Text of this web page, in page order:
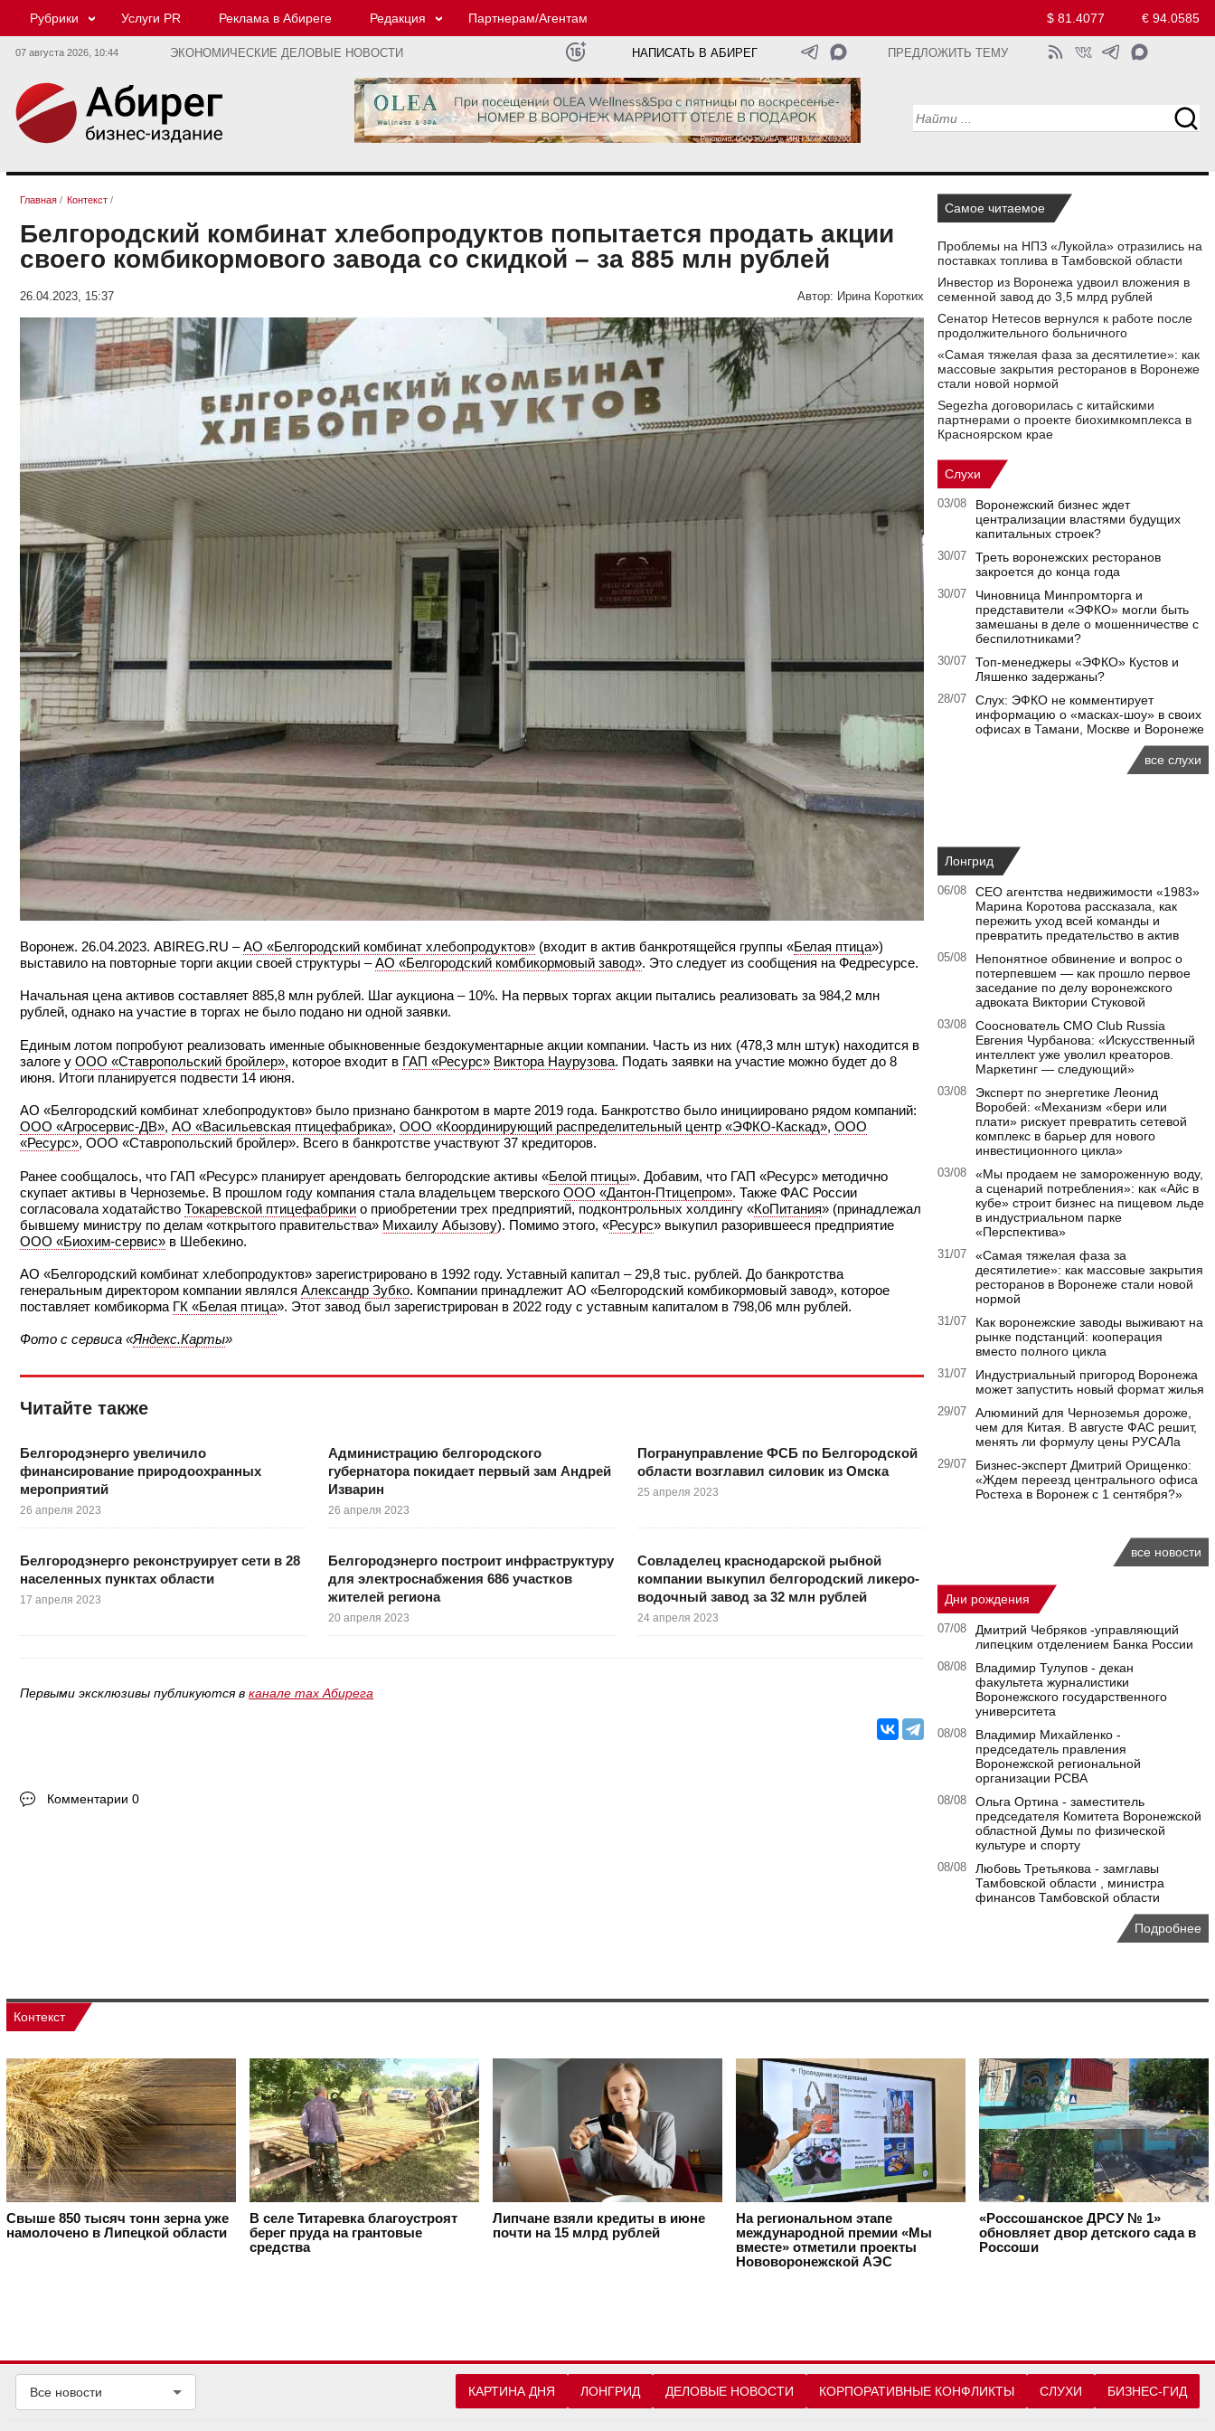
Рубрики Услуги PR Реклама в Абиреге Редакция Партнерам/Агентам $ 81.4077 € 94.0585
07 августа 2026, 10:44 ЭКОНОМИЧЕСКИЕ ДЕЛОВЫЕ НОВОСТИ НАПИСАТЬ В АБИРЕГ ПРЕДЛОЖИТЬ ТЕМУ
Главная / Контекст /
Белгородский комбинат хлебопродуктов попытается продать акции
своего комбикормового завода со скидкой – за 885 млн рублей
26.04.2023, 15:37 Автор: Ирина Коротких
Воронеж. 26.04.2023. ABIREG.RU –АО «Белгородский комбинат хлебопродуктов» (входит в актив банкротящейся группы «Белая птица»)
выставило на повторные торги акции своей структуры –АО «Белгородский комбикормовый завод». Это следует из сообщения на Федресурсе.
Начальная цена активов составляет 885,8 млн рублей. Шаг аукциона – 10%. На первых торгах акции пытались реализовать за 984,2 млн
рублей, однако на участие в торгах не было подано ни одной заявки.
Единым лотом попробуют реализовать именные обыкновенные бездокументарные акции компании. Часть из них (478,3 млн штук) находится в
залоге у ООО «Ставропольский бройлер», которое входит в ГАП «Ресурс» Виктора Наурузова. Подать заявки на участие можно будет до 8
июня. Итоги планируется подвести 14 июня.
АО «Белгородский комбинат хлебопродуктов» было признано банкротом в марте 2019 года. Банкротство было инициировано рядом компаний:
ООО «Агросервис-ДВ», АО «Васильевская птицефабрика», ООО «Координирующий распределительный центр «ЭФКО-Каскад», ООО
«Ресурс», ООО «Ставропольский бройлер». Всего в банкротстве участвуют 37 кредиторов.
Ранее сообщалось, что ГАП «Ресурс» планирует арендовать белгородские активы «Белой птицы». Добавим, что ГАП «Ресурс» методично
скупает активы в Черноземье. В прошлом году компания стала владельцем тверского ООО «Дантон-Птицепром». Также ФАС России
согласовала ходатайство Токаревской птицефабрики о приобретении трех предприятий, подконтрольных холдингу «КоПитания» (принадлежал
бывшему министру по делам «открытого правительства» Михаилу Абызову). Помимо этого, «Ресурс» выкупил разорившееся предприятие
ООО «Биохим-сервис» в Шебекино.
АО «Белгородский комбинат хлебопродуктов» зарегистрировано в 1992 году. Уставный капитал – 29,8 тыс. рублей. До банкротства
генеральным директором компании являлся Александр Зубко. Компании принадлежит АО «Белгородский комбикормовый завод», которое
поставляет комбикорма ГК «Белая птица». Этот завод был зарегистрирован в 2022 году с уставным капиталом в 798,06 млн рублей.
Фото с сервиса «Яндекс.Карты»
Читайте также
Белгородэнерго увеличило
финансирование природоохранных
мероприятий
26 апреля 2023
Администрацию белгородского
губернатора покидает первый зам Андрей
Изварин
26 апреля 2023
Погрануправление ФСБ по Белгородской
области возглавил силовик из Омска
25 апреля 2023
Белгородэнерго реконструирует сети в 28
населенных пунктах области
17 апреля 2023
Белгородэнерго построит инфраструктуру
для электроснабжения 686 участков
жителей региона
20 апреля 2023
Совладелец краснодарской рыбной
компании выкупил белгородский ликеро-
водочный завод за 32 млн рублей
24 апреля 2023
Первыми эксклюзивы публикуются в канале max Абирега
Комментарии 0
Самое читаемое
Проблемы на НПЗ «Лукойла» отразились на
поставках топлива в Тамбовской области
Инвестор из Воронежа удвоил вложения в
семенной завод до 3,5 млрд рублей
Сенатор Нетесов вернулся к работе после
продолжительного больничного
«Самая тяжелая фаза за десятилетие»: как
массовые закрытия ресторанов в Воронеже
стали новой нормой
Segezha договорилась с китайскими
партнерами о проекте биохимкомплекса в
Красноярском крае
Слухи
03/08
Воронежский бизнес ждет
централизации властями будущих
капитальных строек?
30/07
Треть воронежских ресторанов
закроется до конца года
30/07
Чиновница Минпромторга и
представители «ЭФКО» могли быть
замешаны в деле о мошенничестве с
беспилотниками?
30/07
Топ-менеджеры «ЭФКО» Кустов и
Ляшенко задержаны?
28/07
Слух: ЭФКО не комментирует
информацию о «масках-шоу» в своих
офисах в Тамани, Москве и Воронеже
все слухи
Лонгрид
06/08
CEO агентства недвижимости «1983»
Марина Коротова рассказала, как
пережить уход всей команды и
превратить предательство в актив
05/08
Непонятное обвинение и вопрос о
потерпевшем — как прошло первое
заседание по делу воронежского
адвоката Виктории Стуковой
03/08
Сооснователь CMO Club Russia
Евгения Чурбанова: «Искусственный
интеллект уже уволил креаторов.
Маркетинг — следующий»
03/08
Эксперт по энергетике Леонид
Воробей: «Механизм «бери или
плати» рискует превратить сетевой
комплекс в барьер для нового
инвестиционного цикла»
03/08
«Мы продаем не замороженную воду,
а сценарий потребления»: как «Айс в
кубе» строит бизнес на пищевом льде
в индустриальном парке
«Перспектива»
31/07
«Самая тяжелая фаза за
десятилетие»: как массовые закрытия
ресторанов в Воронеже стали новой
нормой
31/07
Как воронежские заводы выживают на
рынке подстанций: кооперация
вместо полного цикла
31/07
Индустриальный пригород Воронежа
может запустить новый формат жилья
29/07
Алюминий для Черноземья дороже,
чем для Китая. В августе ФАС решит,
менять ли формулу цены РУСАЛа
29/07
Бизнес-эксперт Дмитрий Орищенко:
«Ждем переезд центрального офиса
Ростеха в Воронеж с 1 сентября?»
все новости
Дни рождения
07/08
Дмитрий Чебряков -управляющий
липецким отделением Банка России
08/08
Владимир Тулупов - декан
факультета журналистики
Воронежского государственного
университета
08/08
Владимир Михайленко -
председатель правления
Воронежской региональной
организации РСВА
08/08
Ольга Ортина - заместитель
председателя Комитета Воронежской
областной Думы по физической
культуре и спорту
08/08
Любовь Третьякова - замглавы
Тамбовской области , министра
финансов Тамбовской области
Подробнее
Контекст
Свыше 850 тысяч тонн зерна уже
намолочено в Липецкой области
В селе Титаревка благоустроят
берег пруда на грантовые
средства
Липчане взяли кредиты в июне
почти на 15 млрд рублей
На региональном этапе
международной премии «Мы
вместе» отметили проекты
Нововоронежской АЭС
«Россошанское ДРСУ № 1»
обновляет двор детского сада в
Россоши
Все новости КАРТИНА ДНЯ ЛОНГРИД ДЕЛОВЫЕ НОВОСТИ КОРПОРАТИВНЫЕ КОНФЛИКТЫ СЛУХИ БИЗНЕС-ГИД